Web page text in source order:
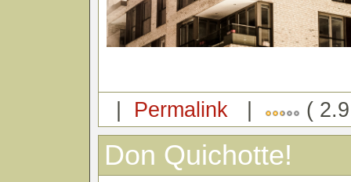
| Permalink | (
Don Quichotte!